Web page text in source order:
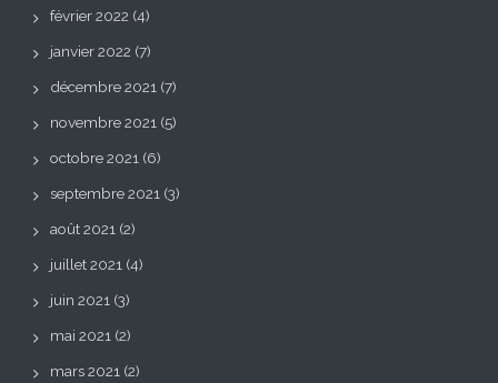
février 2022 (4)
janvier 2022 (7)
décembre 2021 (7)
novembre 2021 (5)
octobre 2021 (6)
septembre 2021 (3)
août 2021 (2)
juillet 2021 (4)
juin 2021 (3)
mai 2021 (2)
mars 2021 (2)